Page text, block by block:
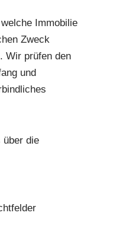
Immobilie
Zweck
Wir prüfen den
und
über die